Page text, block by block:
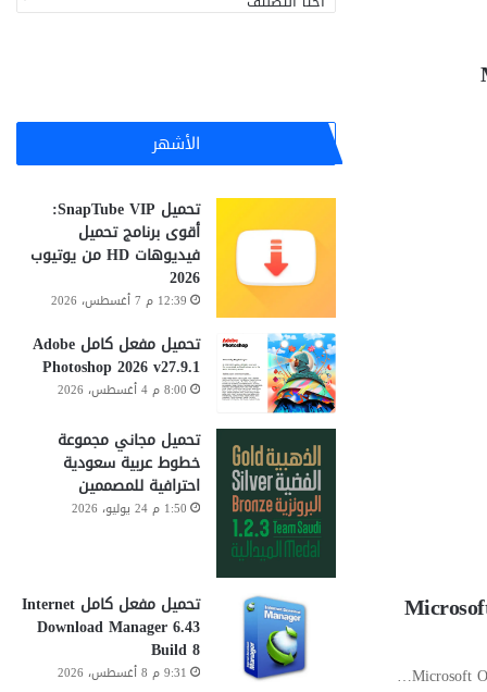
Microsoft
ص
ت
الأشهر
تحميل SnapTube VIP:
أقوى برنامج تحميل
فيديوهات HD من يوتيوب
2026
12:39 م 7 أغسطس، 2026
تحميل مفعل كامل Adobe
Photoshop 2026 v27.9.1
8:00 م 4 أغسطس، 2026
تحميل مجاني مجموعة
خطوط عربية سعودية
احترافية للمصممين
1:50 م 24 يوليو، 2026
تحميل مفعل كامل Internet
Download Manager 6.43
Build 8
9:31 م 8 أغسطس، 2026